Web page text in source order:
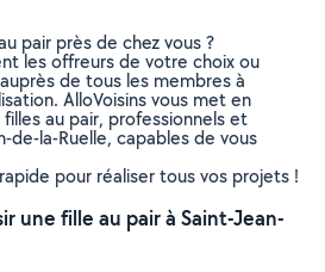
pair près de chez vous ?
les offreurs de votre choix ou
de tous les membres à
AlloVoisins vous met en
au pair, professionnels et
de-la-Ruelle, capables de vous
pour réaliser tous vos projets !
une fille au pair à Saint-Jean-